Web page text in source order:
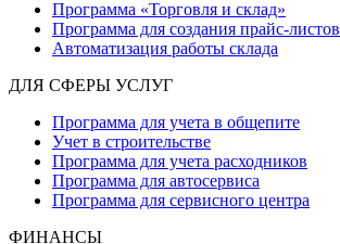
Программа «Торговля и склад»
Программа для создания прайс‑листов
Автоматизация работы склада
ДЛЯ СФЕРЫ УСЛУГ
Программа для учета в общепите
Учет в строительстве
Программа для учета расходников
Программа для автосервиса
Программа для сервисного центра
ФИНАНСЫ